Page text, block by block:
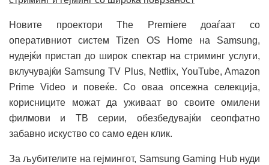
Новите проектори The Premiere доаѓаат со
оперативниот систем Tizen OS Home на Samsung,
нудејќи пристап до широк спектар на стриминг услуги,
вклучувајќи Samsung TV Plus, Netflix, YouTube, Amazon
Prime Video и повеќе. Со оваа опсежна селекција,
корисниците можат да уживаат во своите омилени
филмови и ТВ серии, обезбедувајќи сеопфатно
забавно искуство со само еден клик.
За љубителите на гејмингот, Samsung Gaming Hub нуди